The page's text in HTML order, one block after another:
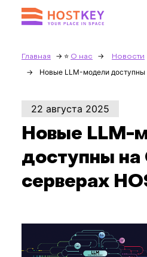
Главная О нас Новости
Новые LLM-модели доступны
22 августа 2025
Новые LLM-
доступны на
серверах